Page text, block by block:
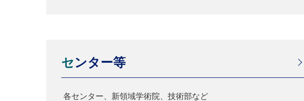
センター等
各センター、新領域学術院、技術部など